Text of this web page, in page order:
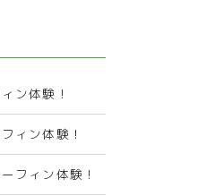
ン体験！
ィン体験！
フィン体験！